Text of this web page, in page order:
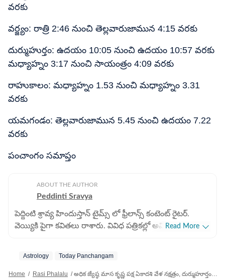
వరకు
వర్జ్యం: రాత్రి 2:46 నుంచి తెల్లవారుజామున 4:15 వరకు
దుర్ముహుర్తం: ఉదయం 10:05 నుంచి ఉదయం 10:57 వరకు
మధ్యాహ్నం 3:17 నుంచి సాయంత్రం 4:09 వరకు
రాహుకాలం: మధ్యాహ్నం 1.53 నుంచి మధ్యాహ్నం 3.31
వరకు
యమగండం: తెల్లవారుజామున 5.45 నుంచి ఉదయం 7.22
వరకు
పంచాంగం సమాప్తం
ABOUT THE AUTHOR
Peddinti Sravya
పెద్దింటి శ్రావ్య హిందుస్తాన్ టైమ్స్ లో ఫ్రీలాన్స్ కంటెంట్ రైటర్.
వెయ్యికి పైగా కవితలు రాశారు. వివిధ పత్రికల్లో అవి ప్రచురితం
సైట్లలో కంటెంట్ రైటర్ గా పనిచేశారు. హిందూ సంప్రదాయాలు,
Read More
Astrology Today Panchangam
Home / Rasi Phalalu / అధిక జ్యేష్ఠ మాస కృష్ణ పక్ష ఏకాదశి వేళ నక్షత్రం, దుర్ముహూర్తం, అమృతకాలం, రాహుకాలం వివరాలు!